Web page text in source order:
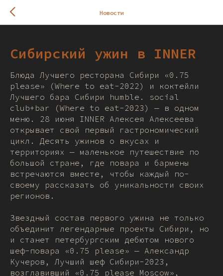
Новости
Сибирский ужин в INNER
Блюда Лучшего ресторана Сибири «0.75
please» (Where to eat-2022) и коктейли
Лучшего бара Сибири humble. social
club+bar (Where to eat-2023) — в одном
меню. 28 июня INNER Алексея Алексеева
открывает свой первый гастрономический
цикл. Десять ужинов о вкусах и
территориях — маленькое путешествие по
большой стране, где повара и бармены
встречаются вместе, чтобы каждый по-
своему рассказать об уникальности своих
регионов.
Звездный состав первого ужина не только
объединит легендарные проекты Сибири, но
и станет петербургским дебютом нового
шеф-повара «0.75 please» — Александр
Кучеров, Лучший шеф Сибири-2023,
возглавивший «0.75 please Moscow»,